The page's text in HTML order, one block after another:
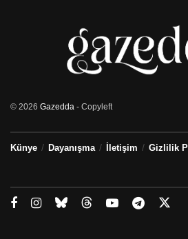
© 2026 Gazedda - Copyleft
Künye Dayanışma İletişim Gizlilik